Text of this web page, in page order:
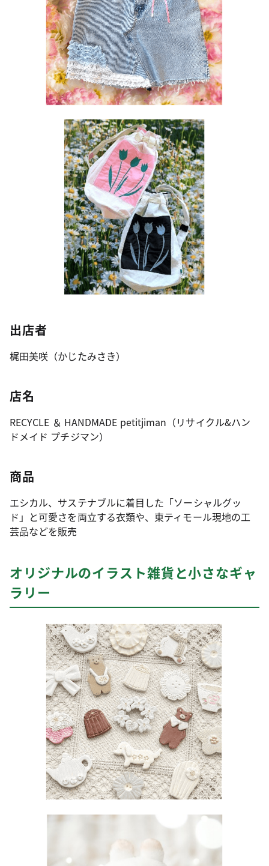
出店者
梶田美咲（かじたみさき）
店名
RECYCLE ＆ HANDMADE petitjiman（リサイクル&ハン
ドメイド プチジマン）
商品
エシカル、サステナブルに着目した「ソーシャルグッ
ド」と可愛さを両立する衣類や、東ティモール現地の工
芸品などを販売
オリジナルのイラスト雑貨と小さなギャ
ラリー